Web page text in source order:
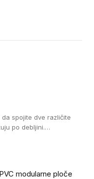
spojite dve različite
po debljini.
modularne ploče